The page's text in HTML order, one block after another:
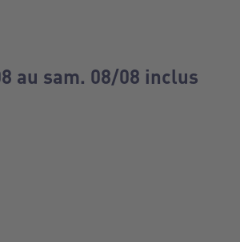
au sam. 08/08 inclus